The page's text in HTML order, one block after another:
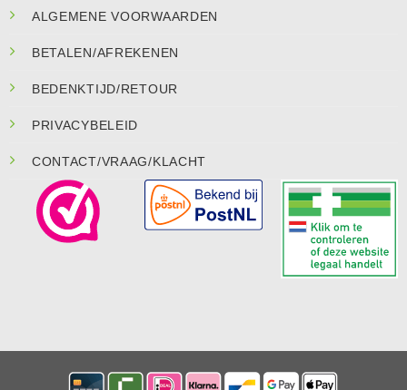
ALGEMENE VOORWAARDEN
BETALEN/AFREKENEN
BEDENKTIJD/RETOUR
PRIVACYBELEID
CONTACT/VRAAG/KLACHT